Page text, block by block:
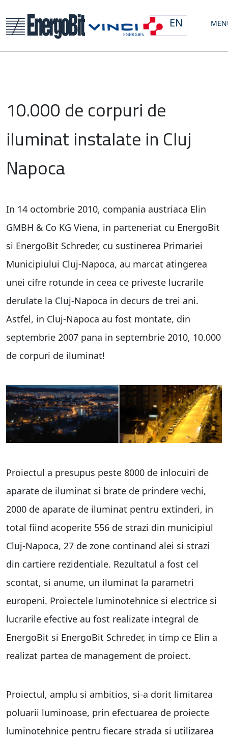
EN
10.000 de corpuri de
iluminat instalate in Cluj
Napoca
In 14 octombrie 2010, compania austriaca Elin
GMBH & Co KG Viena, in parteneriat cu EnergoBit
si EnergoBit Schreder, cu sustinerea Primariei
Municipiului Cluj-Napoca, au marcat atingerea
unei cifre rotunde in ceea ce priveste lucrarile
derulate la Cluj-Napoca in decurs de trei ani.
Astfel, in Cluj-Napoca au fost montate, din
septembrie 2007 pana in septembrie 2010, 10.000
de corpuri de iluminat!
Proiectul a presupus peste 8000 de inlocuiri de
aparate de iluminat si brate de prindere vechi,
2000 de aparate de iluminat pentru extinderi, in
total fiind acoperite 556 de strazi din municipiul
Cluj-Napoca, 27 de zone continand alei si strazi
din cartiere rezidentiale. Rezultatul a fost cel
scontat, si anume, un iluminat la parametri
europeni. Proiectele luminotehnice si electrice si
lucrarile efective au fost realizate integral de
EnergoBit si EnergoBit Schreder, in timp ce Elin a
realizat partea de management de proiect.
Proiectul, amplu si ambitios, si-a dorit limitarea
poluarii luminoase, prin efectuarea de proiecte
luminotehnice pentru fiecare strada si utilizarea